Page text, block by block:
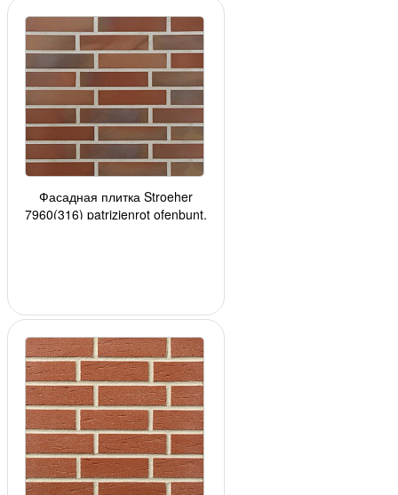
Фасадная плитка Stroeher
7960(316) patrizienrot ofenbunt,